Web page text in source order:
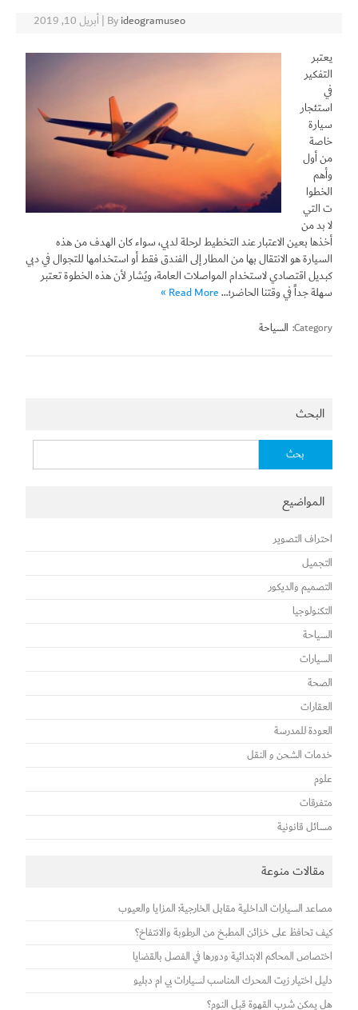
Byideogramuseo
|أبريل 10, 2019
يعتبر
التفكير
في
استئجار
سيارة
خاصة
من أول
وأهم
الخطوا
ت التي
لا بد من
أخذها بعين الاعتبار عند التخطيط لرحلة لدبي، سواء كان الهدف من هذه
السيارة هو الانتقال بها من المطار إلى الفندق فقط أو استخدامها للتجوال في دبي
كبديل اقتصادي لاستخدام المواصلات العامة، ويُشار لأن هذه الخطوة تعتبر
سهلة جداً في وقتنا الحاضر؛…Read More »
Category: السياحة
البحث
المواضيع
احتراف التصوير
التجميل
التصميم والديكور
التكنولوجيا
السياحة
السيارات
الصحة
العقارات
العودة للمدرسة
خدمات الشحن و النقل
علوم
متفرقات
مسائل قانونية
مقالات منوعة
مصاعد السيارات الداخلية مقابل الخارجية: المزايا والعيوب
كيف تحافظ على خزائن المطبخ من الرطوبة والانتفاخ؟
اختصاص المحاكم الابتدائية ودورها في الفصل بالقضايا
دليل اختيار زيت المحرك المناسب لسيارات بي ام دبليو
هل يمكن شرب القهوة قبل النوم؟